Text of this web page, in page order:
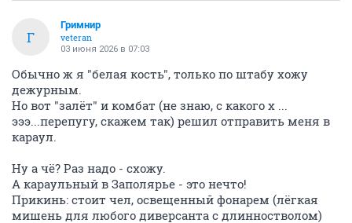
Г
Гримнир
veteran
03 июня 2026 в 07:03
Обычно ж я "белая кость", только по штабу хожу
дежурным.
Но вот "залёт" и комбат (не знаю, с какого х ...
эээ...перепугу, скажем так) решил отправить меня в
караул.
Ну а чё? Раз надо - схожу.
А караульный в Заполярье - это нечто!
Прикинь: стоит чел, освещенный фонарем (лёгкая
мишень для любого диверсанта с длинностволом)